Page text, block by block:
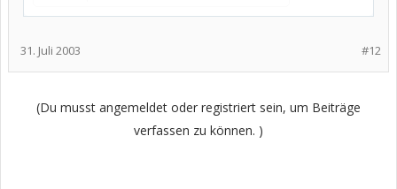
#12
31. Juli 2003
(Du musst angemeldet oder registriert sein, um Beiträge
verfassen zu können. )